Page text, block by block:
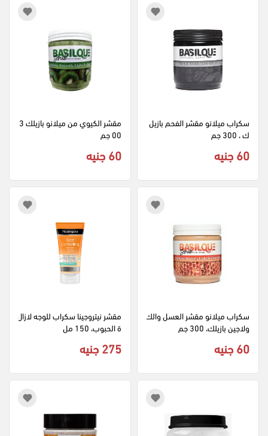
سكراب ميلانو مقشر الفحم بازيل
ك ، 300 جم
60 جنيه
مقشر الكيوي من ميلانو بازيلك 3
00 جم
60 جنيه
سكراب ميلانو مقشر العسل والك
ولاجين بازيلك، 300 جم
60 جنيه
مقشر نيتروجينا سكراب للوجه لازال
ة الحبوب، 150 مل
275 جنيه